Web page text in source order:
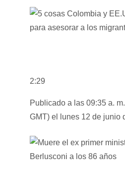
2:29
Publicado a las 09:35 a.
GMT) el lunes 12 de junio